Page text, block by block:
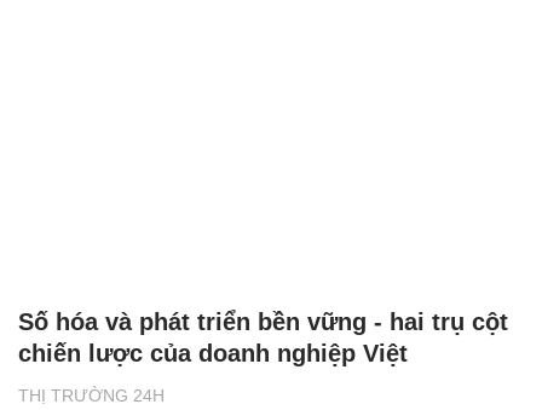
THỊ TRƯỜNG 24H
Số hóa và phát triển bền vững - hai trụ cột
chiến lược của doanh nghiệp Việt